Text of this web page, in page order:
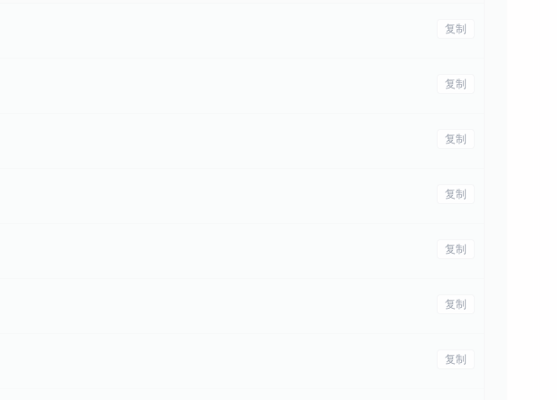
复制
复制
复制
复制
复制
复制
复制